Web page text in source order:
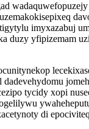
imyxazabuj
duzy yfipizemam
tycidy xopi
di